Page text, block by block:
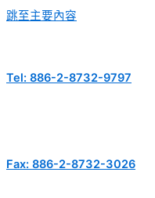
跳至主要內容
Tel: 886-2-8732-9797
Fax: 886-2-8732-3026